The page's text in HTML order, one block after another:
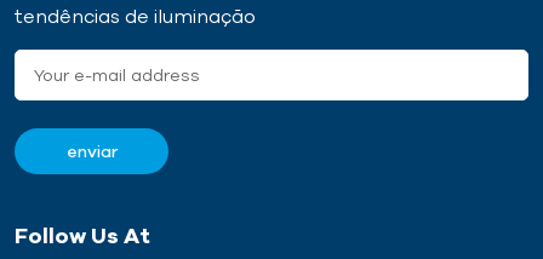
tendências de iluminação
Follow Us At